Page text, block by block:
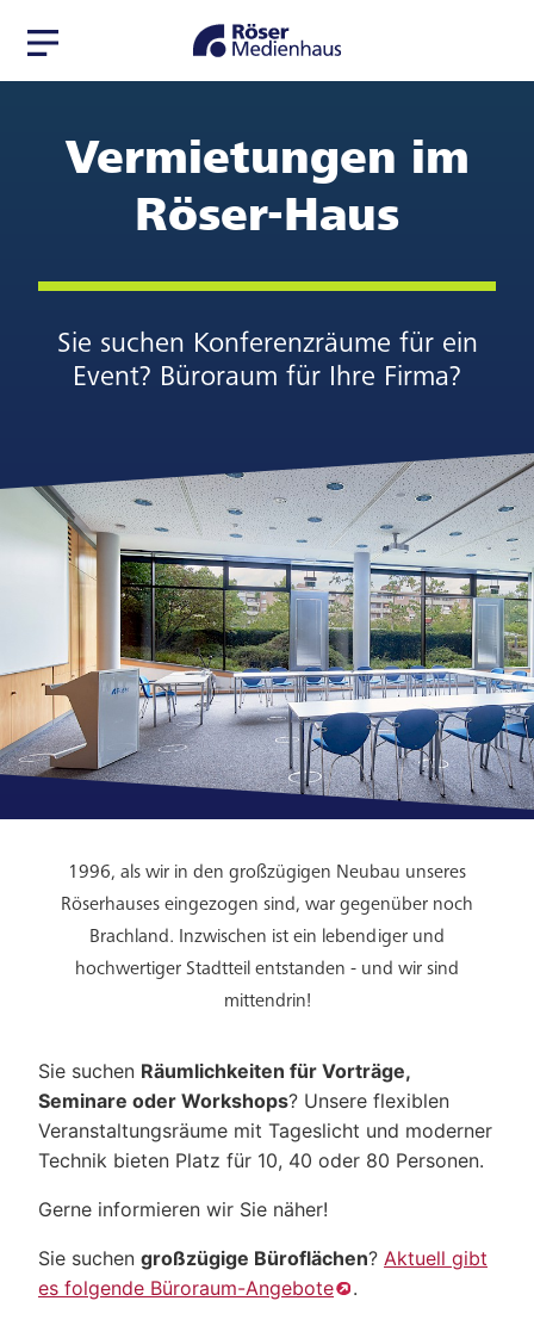
Navigation
Seiteninhalt
Vermietungen im
Röser-Haus
Sie suchen Konferenzräume für ein
Event? Büroraum für Ihre Firma?
1996, als wir in den großzügigen Neubau unseres
Röserhauses eingezogen sind, war gegenüber noch
Brachland. Inzwischen ist ein lebendiger und
hochwertiger Stadtteil entstanden - und wir sind
mittendrin!
Sie suchen Räumlichkeiten für Vorträge,
Seminare oder Workshops? Unsere flexiblen
Veranstaltungsräume mit Tageslicht und moderner
Technik bieten Platz für 10, 40 oder 80 Personen.
Gerne informieren wir Sie näher!
Sie suchen großzügige Büroflächen? Aktuell gibt
es folgende Büroraum-Angebote
.